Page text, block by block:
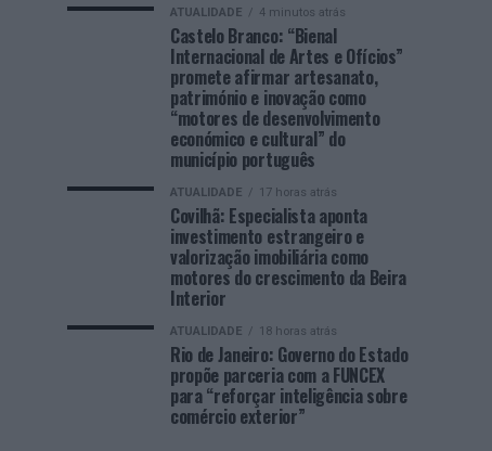
ATUALIDADE 4 minutos atrás
Castelo Branco: “Bienal
Internacional de Artes e Ofícios”
promete afirmar artesanato,
património e inovação como
“motores de desenvolvimento
económico e cultural” do
município português
ATUALIDADE 17 horas atrás
Covilhã: Especialista aponta
investimento estrangeiro e
valorização imobiliária como
motores do crescimento da Beira
Interior
ATUALIDADE 18 horas atrás
Rio de Janeiro: Governo do Estado
propõe parceria com a FUNCEX
para “reforçar inteligência sobre
comércio exterior”